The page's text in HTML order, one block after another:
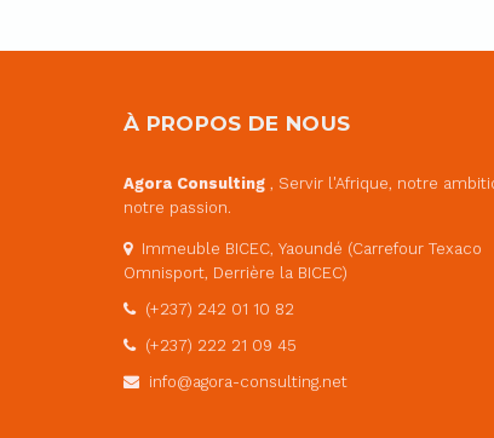
À PROPOS DE NOUS
Agora Consulting , Servir l'Afrique, notre
notre passion.
Immeuble BICEC, Yaoundé (Carrefour Texaco
Omnisport, Derrière la BICEC)
(+237) 242 01 10 82
(+237) 222 21 09 45
info@agora-consulting.net